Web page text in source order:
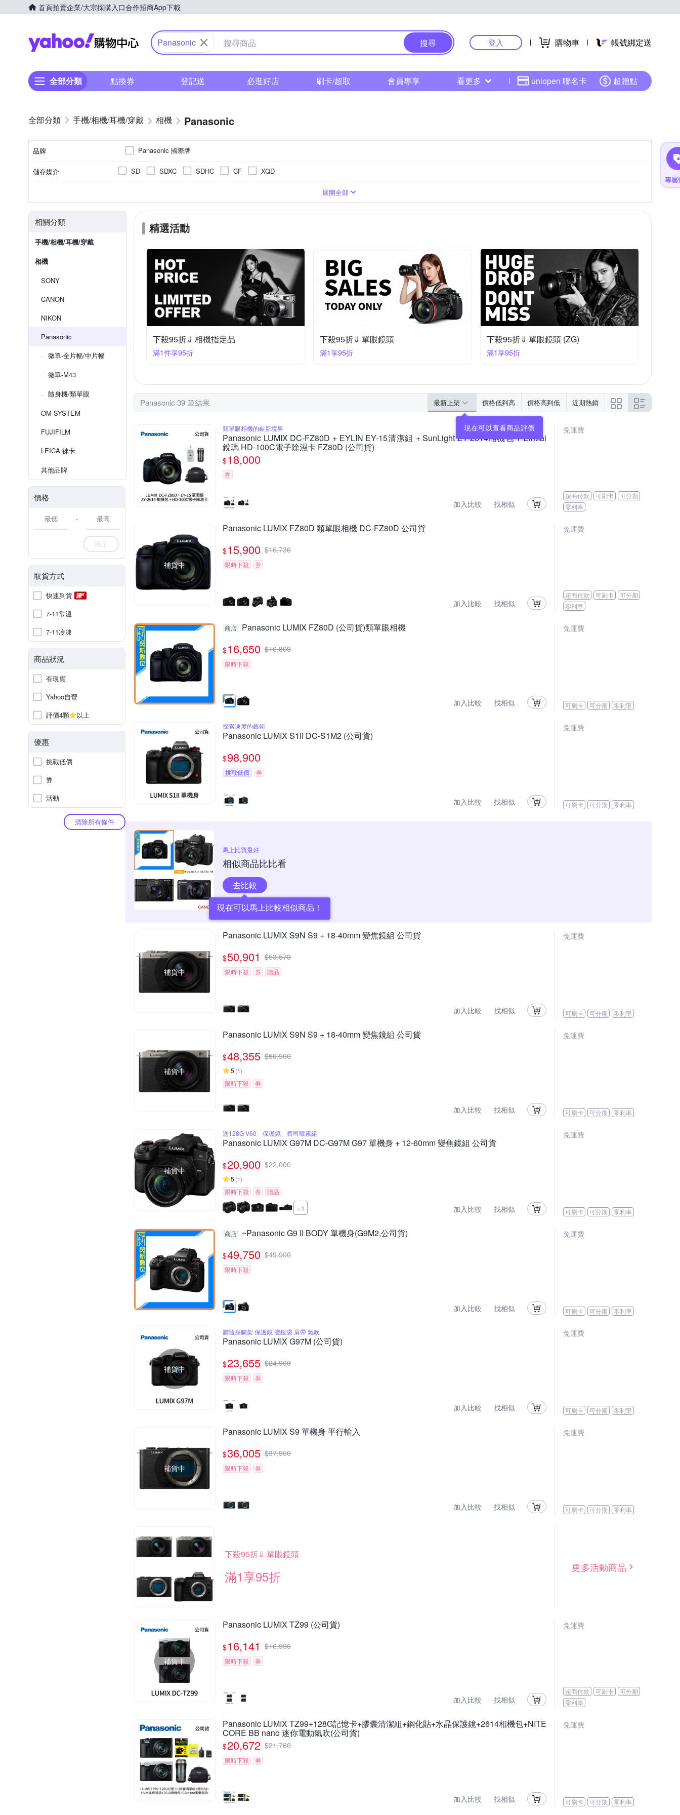
首頁拍賣企業/大宗採購入口合作招商App下載
Yahoo購物中心
Panasonic 搜尋 登入 購物車 帳號綁定送
全部分類 點換券 登記送 必逛好店 刷卡/超取 會員專享 看更多 uniopen 聯名卡 超贈點
手機/相機/耳機/穿戴 相機 Panasonic
品牌 Panasonic 國際牌
儲存媒介 SD SDXC SDHC CF XQD
BSI CMOS(高感光背照式)
4000萬像素以上 3001萬~5000萬像素
展開全部
相關分類
手機/相機/耳機/穿戴
相機
SONY
CANON
NIKON
Panasonic
微單-全片幅/中片幅
微單-M43
隨身機/類單眼
OM SYSTEM
FUJIFILM
LEICA 徠卡
其他品牌
價格
-
確定
取貨方式
快速到貨
7-11常溫
7-11冷凍
商品狀況
有現貨
Yahoo自營
評價4顆
以上
優惠
挑戰低價
券
活動
清除所有條件
精選活動
下殺95折⇓ 相機指定品
滿1件享95折
下殺95折⇓ 單眼鏡頭
滿1享95折
下殺95折⇓ 單眼鏡頭 (ZG)
滿1享95折
Panasonic 39 筆結果 最新上架 價格低到高 價格高到低 近期熱銷
類單眼相機的嶄新境界
Panasonic LUMIX DC-FZ80D + EYLIN EY-15清潔組 + SunLight ZY-2614相機包 + EirMai
銳瑪 HD-100C電子除濕卡 FZ80D (公司貨)
$18,000
券
加入比較 找相似
免運費
超商付款 可刷卡
可分期
零利率
補貨中
Panasonic LUMIX FZ80D 類單眼相機 DC-FZ80D 公司貨
$15,900 $16,736
限時下殺 券
加入比較 找相似
免運費
超商付款 可刷卡
可分期
零利率
商店 Panasonic LUMIX FZ80D (公司貨)類單眼相機
$16,650 $16,800
限時下殺
加入比較 找相似
免運費
可刷卡 可分期 零利率
探索速度的藝術
Panasonic LUMIX S1II DC-S1M2 (公司貨)
$98,900
挑戰低價 券
加入比較 找相似
免運費
可刷卡 可分期 零利率
馬上比買最好
相似商品比比看
去比較
現在可以馬上比較相似商品！
補貨中
Panasonic LUMIX S9N S9 + 18-40mm 變焦鏡組 公司貨
$50,901 $53,579
限時下殺 券 贈品
加入比較 找相似
免運費
可刷卡 可分期 零利率
補貨中
Panasonic LUMIX S9N S9 + 18-40mm 變焦鏡組 公司貨
$48,355 $50,900
5 (1)
限時下殺 券
加入比較 找相似
免運費
可刷卡 可分期 零利率
補貨中
送128G V60、保護鏡、蔡司噴霧組
Panasonic LUMIX G97M DC-G97M G97 單機身 + 12-60mm 變焦鏡組 公司貨
$20,900 $22,000
5 (1)
限時下殺 券 贈品
+1 加入比較 找相似
免運費
可刷卡 可分期 零利率
商店 ~Panasonic G9 II BODY 單機身(G9M2,公司貨)
$49,750 $49,900
限時下殺
加入比較 找相似
免運費
可刷卡 可分期 零利率
補貨中
贈隨身腳架 保護鏡 濾鏡袋 肩帶 氣吹
Panasonic LUMIX G97M (公司貨)
$23,655 $24,900
限時下殺 券
加入比較 找相似
免運費
可刷卡 可分期 零利率
補貨中
Panasonic LUMIX S9 單機身 平行輸入
$36,005 $37,900
限時下殺 券
加入比較 找相似
免運費
可刷卡 可分期 零利率
下殺95折⇓ 單眼鏡頭
滿1享95折
更多活動商品
補貨中
Panasonic LUMIX TZ99 (公司貨)
$16,141 $16,990
限時下殺 券
加入比較 找相似
免運費
超商付款 可刷卡
可分期
零利率
Panasonic LUMIX TZ99+128G記憶卡+膠囊清潔組+鋼化貼+水晶保護鏡+2614相機包+NITE
CORE BB nano 迷你電動氣吹(公司貨)
$20,672 $21,760
限時下殺 券
加入比較 找相似
免運費
可刷卡 可分期 零利率